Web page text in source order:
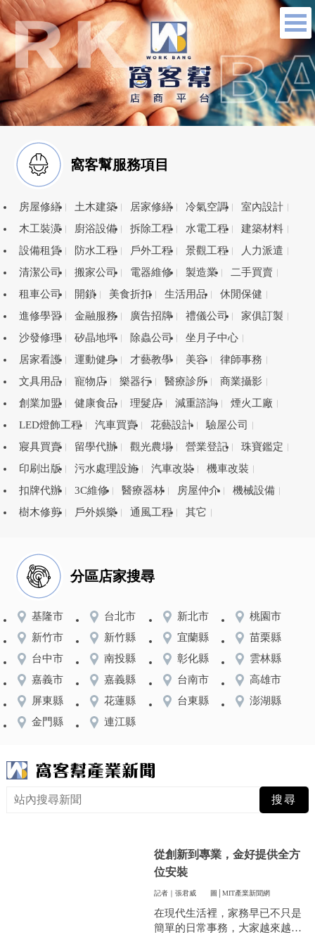
窩客幫服務項目
房屋修繕 土木建築 居家修繕 冷氣空調
室內設計
木工裝潢
廚浴設備 拆除工程 水電工程
建築材料
設備租賃
防水工程 戶外工程 景觀工程
人力派遣
清潔公司
搬家公司 電器維修 製造業
二手買賣
租車公司
開鎖 美食折扣 生活用品
休閒保健
進修學習
金融服務 廣告招牌 禮儀公司
家俱訂製
沙發修理
矽晶地坪 除蟲公司
坐月子中心
居家看護
運動健身 才藝教學 美容
律師事務
文具用品
寵物店 樂器行 醫療診所
商業攝影
創業加盟
健康食品 理髮店 減重諮詢
煙火工廠
LED燈飾工程
汽車買賣 花藝設計
驗屋公司
寢具買賣
留學代辦 觀光農場 營業登記
珠寶鑑定
印刷出版
污水處理設施 汽車改裝
機車改裝
扣牌代辦
3C維修 醫療器材 房屋仲介
機械設備
樹木修剪
戶外娛樂 通風工程 其它
分區店家搜尋
基隆市 台北市 新北市
桃園市
新竹市
新竹縣 宜蘭縣
苗栗縣
台中市
南投縣 彰化縣
雲林縣
嘉義市
嘉義縣 台南市
高雄市
屏東縣
花蓮縣 台東縣
澎湖縣
金門縣
連江縣
從創新到專業，金好提供全方
位安裝
記者｜張君威 圖│MIT產業新聞網
在現代生活裡，家務早已不只是
簡單的日常事務，大家越來越重